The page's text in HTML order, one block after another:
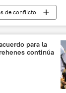
de conflicto
Hamás
rehenes
para la
continúa